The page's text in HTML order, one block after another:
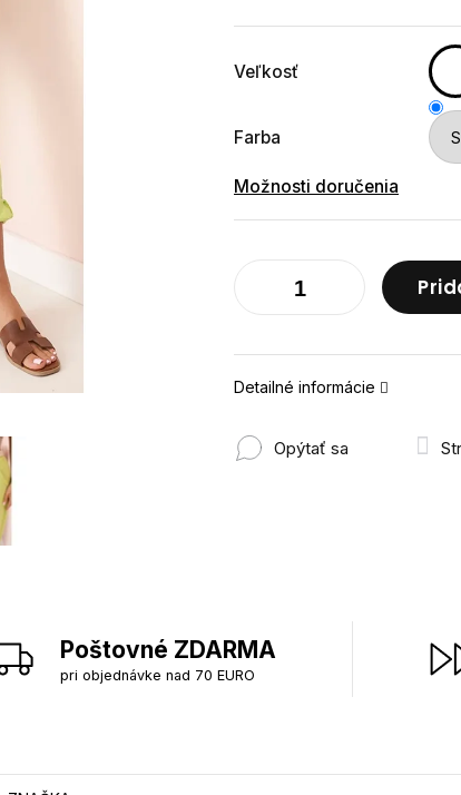
Veľkosť
Farba
Možnosti doručenia
Detailné informácie
Opýtať sa
Poštovné ZDARMA
pri objednávke nad 70 EURO